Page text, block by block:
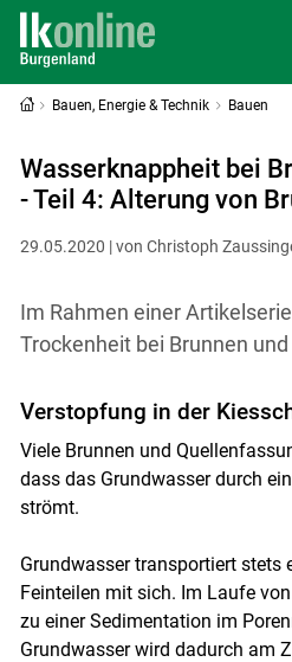
Bauen, Energie & Technik Bauen
Wasserknappheit bei
- Teil 4: Alterung von
29.05.2020 | von Christoph
Im Rahmen einer
Trockenheit bei Brunnen
Verstopfung in der
Viele Brunnen und
dass das Grundwasser durch
strömt.
Grundwasser transportiert stets
Feinteilen mit sich. Im Laufe
zu einer Sedimentation im
Grundwasser wird dadurch am